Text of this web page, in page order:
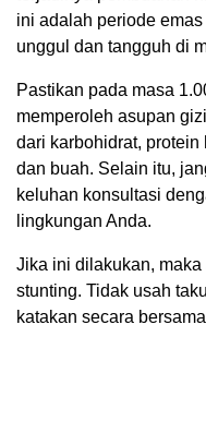
ini adalah periode
unggul dan tangguh di
Pastikan pada masa
memperoleh asupan
dari karbohidrat,
dan buah. Selain itu,
keluhan konsultasi
lingkungan Anda.
Jika ini dilakukan,
stunting. Tidak usah
katakan secara